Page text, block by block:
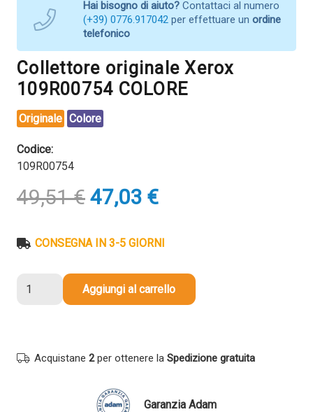
Hai bisogno di aiuto? Contattaci al numero
(+39) 0776.917042 per effettuare un ordine
telefonico
Collettore originale Xerox
109R00754 COLORE
Originale Colore
Codice:
109R00754
49,51€ Il
prezzo
era:
47,03 €Il
prezzo
è:
CONSEGNA IN 3-5 GIORNI
Collettore
quantità
Aggiungi al carrello
Acquistane 2per ottenere la Spedizione gratuita
Garanzia Adam